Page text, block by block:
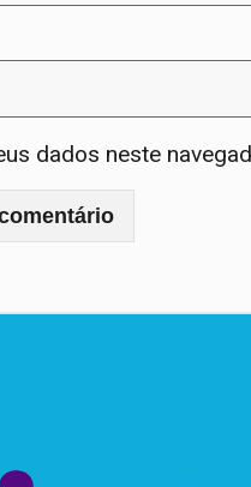
dados neste